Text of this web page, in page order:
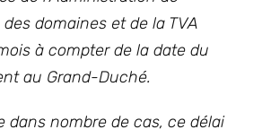
domaines et de la TVA
à compter de la date du
au Grand-Duché.
dans nombre de cas, ce délai